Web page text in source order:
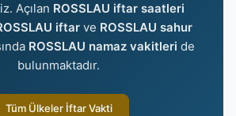
Açılan ROSSLAU iftar saatleri
iftar ve ROSSLAU sahur
ROSSLAU namaz vakitleri de
bulunmaktadır.
Tüm Ülkeler İftar Vakti